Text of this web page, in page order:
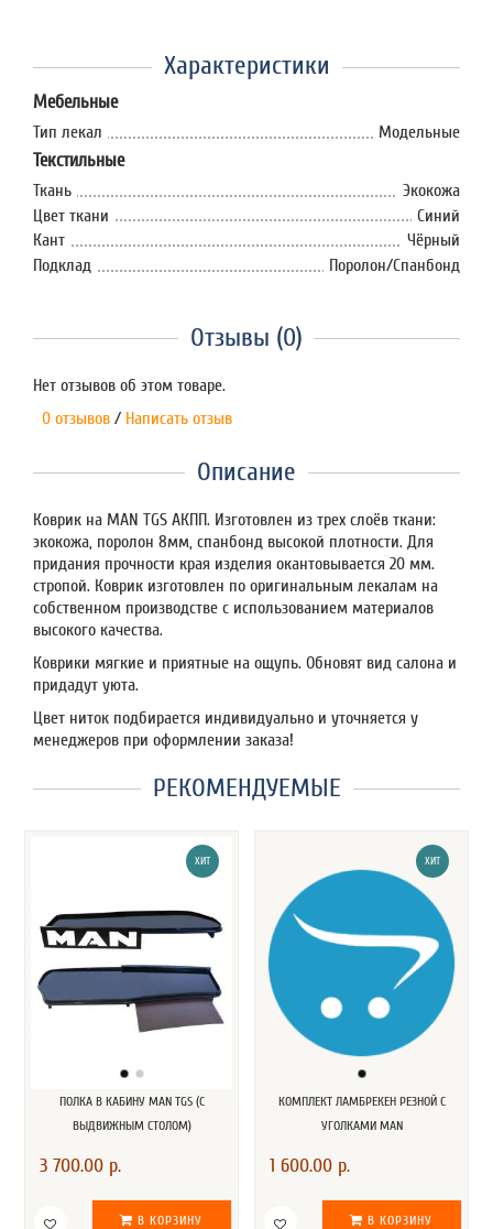
Характеристики
Мебельные
Тип лекал Модельные
Текстильные
Ткань
Экокожа
Цвет ткани
Синий
Кант
Чёрный
Подклад
Поролон/Спанбонд
Отзывы (0)
Нет отзывов об этом товаре.
0 отзывов / Написать отзыв
Описание
Коврик на MAN TGS АКПП. Изготовлен из трех слоёв ткани:
экокожа, поролон 8мм, спанбонд высокой плотности. Для
придания прочности края изделия окантовывается 20 мм.
стропой. Коврик изготовлен по оригинальным лекалам на
собственном производстве с использованием материалов
высокого качества.
Коврики мягкие и приятные на ощупь. Обновят вид салона и
придадут уюта.
Цвет ниток подбирается индивидуально и уточняется у
менеджеров при оформлении заказа!
РЕКОМЕНДУЕМЫЕ
ХИТ
ПОЛКА В КАБИНУ MAN TGS (С
ВЫДВИЖНЫМ СТОЛОМ)
3 700.00 р.
В КОРЗИНУ
ХИТ
КОМПЛЕКТ ЛАМБРЕКЕН РЕЗНОЙ С
УГОЛКАМИ MAN
1 600.00 р.
В КОРЗИНУ